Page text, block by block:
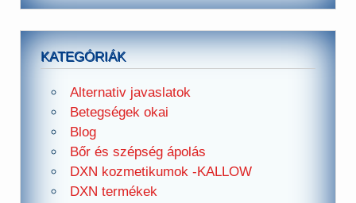
KATEGÓRIÁK
Alternativ javaslatok
Betegségek okai
Blog
Bőr és szépség ápolás
DXN kozmetikumok -KALLOW
DXN termékek